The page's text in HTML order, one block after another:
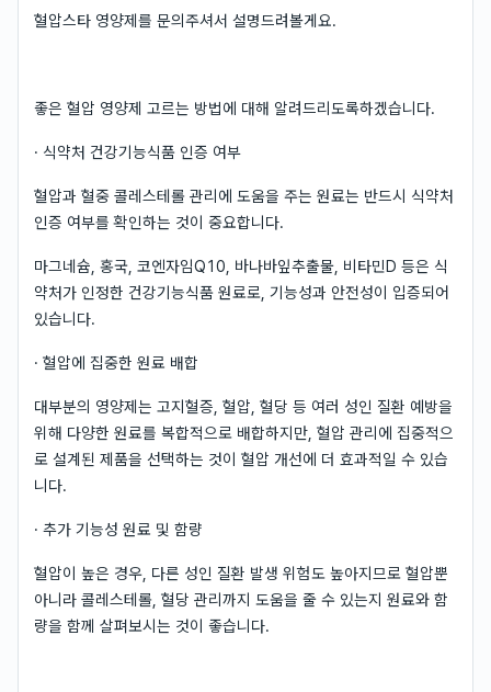
혈압스타 영양제를 문의주셔서 설명드려볼게요.
좋은 혈압 영양제 고르는 방법에 대해 알려드리도록하겠습니다.
· 식약처 건강기능식품 인증 여부
혈압과 혈중 콜레스테롤 관리에 도움을 주는 원료는 반드시 식약처
인증 여부를 확인하는 것이 중요합니다.
마그네슘, 홍국, 코엔자임Q10, 바나바잎추출물, 비타민D 등은 식
약처가 인정한 건강기능식품 원료로, 기능성과 안전성이 입증되어
있습니다.
· 혈압에 집중한 원료 배합
대부분의 영양제는 고지혈증, 혈압, 혈당 등 여러 성인 질환 예방을
위해 다양한 원료를 복합적으로 배합하지만, 혈압 관리에 집중적으
로 설계된 제품을 선택하는 것이 혈압 개선에 더 효과적일 수 있습
니다.
· 추가 기능성 원료 및 함량
혈압이 높은 경우, 다른 성인 질환 발생 위험도 높아지므로 혈압뿐
아니라 콜레스테롤, 혈당 관리까지 도움을 줄 수 있는지 원료와 함
량을 함께 살펴보시는 것이 좋습니다.